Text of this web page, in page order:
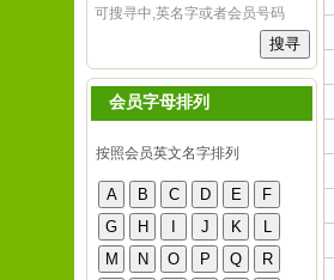
可搜寻中,英名字或者会员号码
会员字母排列
按照会员英文名字排列